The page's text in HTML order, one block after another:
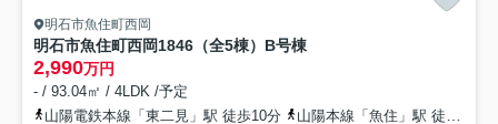
明石市魚住町西岡
明石市魚住町西岡1846（全5棟）B号棟
2,990万円
- / 93.04㎡ / 4LDK /予定
山陽電鉄本線「東二見」駅 徒歩10分
山陽本線「魚住」駅 徒歩21分